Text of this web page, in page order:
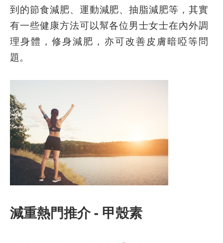
到的節食減肥、運動減肥、抽脂減肥等，其實
有一些健康方法可以幫各位男士女士在內外調
理身體，修身減肥，亦可改善皮膚暗啞等問
題。
減重熱門推介 - 甲殼素